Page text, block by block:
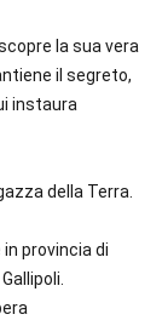
la sua vera
il segreto,
instaura
della Terra.
provincia di